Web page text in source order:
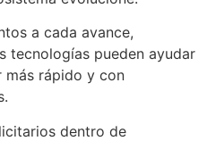
a cada avance,
tecnologías pueden ayudar
más rápido y con
dentro de